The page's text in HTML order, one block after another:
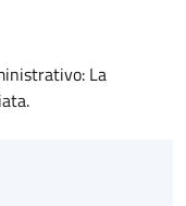
La